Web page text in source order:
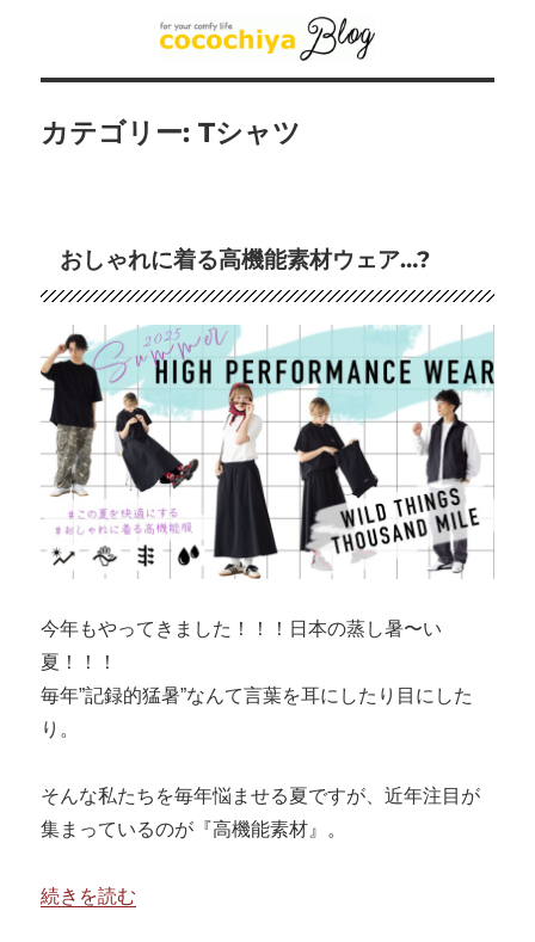
カテゴリー:Tシャツ
おしゃれに着る高機能素材ウェア…?
今年もやってきました！！！日本の蒸し暑〜い
夏！！！
毎年”記録的猛暑”なんて言葉を耳にしたり目にした
り。
そんな私たちを毎年悩ませる夏ですが、近年注目が
集まっているのが『高機能素材』。
“おしゃれに着る高機能素材ウェア…?” の
続きを読む